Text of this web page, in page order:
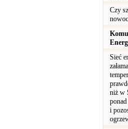
Czy
Sieć
niż w
i